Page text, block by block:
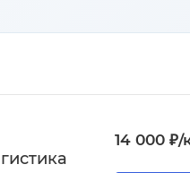
14 000 ₽/